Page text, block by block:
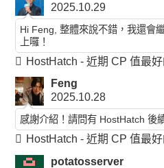
2025.10.29
Hi Feng, 整體來說不錯，我還會
上囉！
HostHatch - 近期 CP 值最
Feng
2025.10.28
感謝介紹！請問有 HostHatch 後
HostHatch - 近期 CP 值最
potatosserver